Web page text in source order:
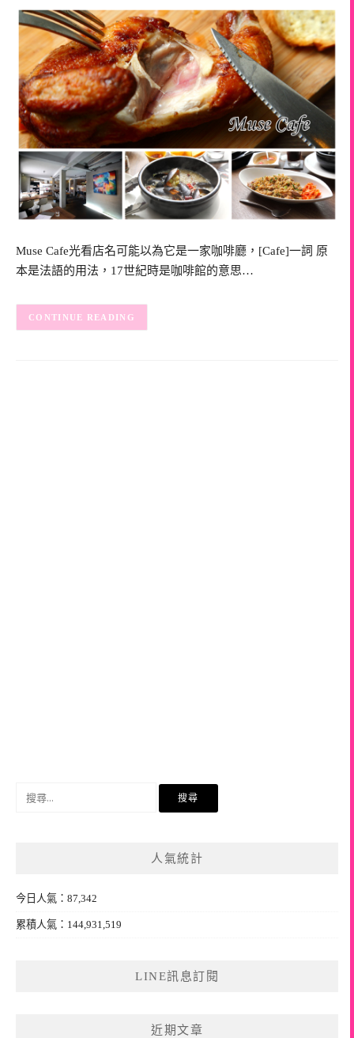
Muse Cafe光看店名可能以為它是一家咖啡廳，[Cafe]一詞 原
本是法語的用法，17世紀時是咖啡館的意思…
CONTINUE READING
人氣統計
今日人氣：87,342
累積人氣：144,931,519
LINE訊息訂閱
近期文章